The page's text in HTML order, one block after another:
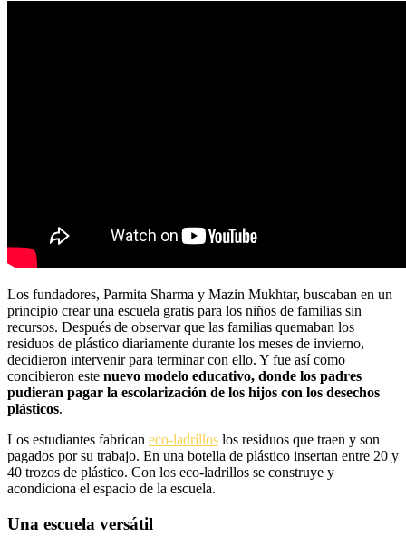
Los fundadores, Parmita Sharma y Mazin Mukhtar, buscaban en un
principio crear una escuela gratis para los niños de familias sin
recursos. Después de observar que las familias quemaban los
residuos de plástico diariamente durante los meses de invierno,
decidieron intervenir para terminar con ello. Y fue así como
concibieron este nuevo modelo educativo, donde los padres
pudieran pagar la escolarización de los hijos con los desechos
plásticos.
Los estudiantes fabrican eco-ladrillos los residuos que traen y son
pagados por su trabajo. En una botella de plástico insertan entre 20 y
40 trozos de plástico. Con los eco-ladrillos se construye y
acondiciona el espacio de la escuela.
Una escuela versátil